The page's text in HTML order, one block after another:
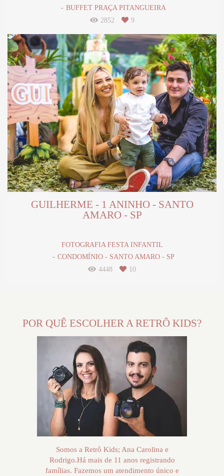
BUFFET PRAÇA PITANGUEIRA
2852
9
GUILHERME - 1 ANINHO - SANTO
AMARO - SP
FOTOGRAFIA FESTA INFANTIL
CONDOMÍNIO - SANTO AMARO - SP
4448
10
POR QUÊ ESCOLHER A RETRÔ KIDS?
Somos a Retrô Kids; Ana Carolina e
Rodrigo.Há mais de 11 anos registrando
famílias. Fazemos um atendimento único e